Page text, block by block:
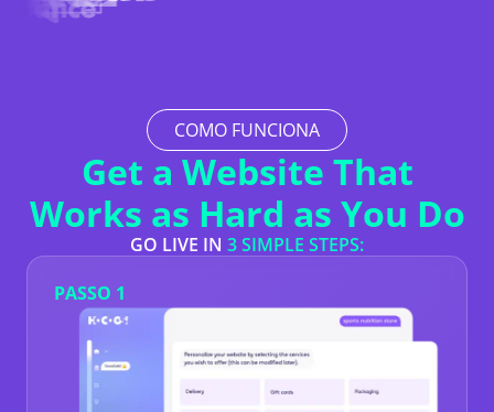
COMO FUNCIONA
Get a Website That
Works as Hard as You Do
GO LIVE IN 3 SIMPLE STEPS:
PASSO 1